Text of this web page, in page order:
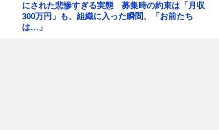
にされた悲惨すぎる実態 募集時の約束は「月収
300万円」も、組織に入った瞬間、「お前たち
は…」